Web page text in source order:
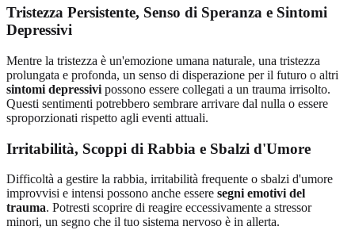
Tristezza Persistente, Senso di Speranza e Sintomi
Depressivi
Mentre la tristezza è un'emozione umana naturale, una tristezza
prolungata e profonda, un senso di disperazione per il futuro o altri
sintomi depressivi possono essere collegati a un trauma irrisolto.
Questi sentimenti potrebbero sembrare arrivare dal nulla o essere
sproporzionati rispetto agli eventi attuali.
Irritabilità, Scoppi di Rabbia e Sbalzi d'Umore
Difficoltà a gestire la rabbia, irritabilità frequente o sbalzi d'umore
improvvisi e intensi possono anche essere segni emotivi del
trauma. Potresti scoprire di reagire eccessivamente a stressor
minori, un segno che il tuo sistema nervoso è in allerta.